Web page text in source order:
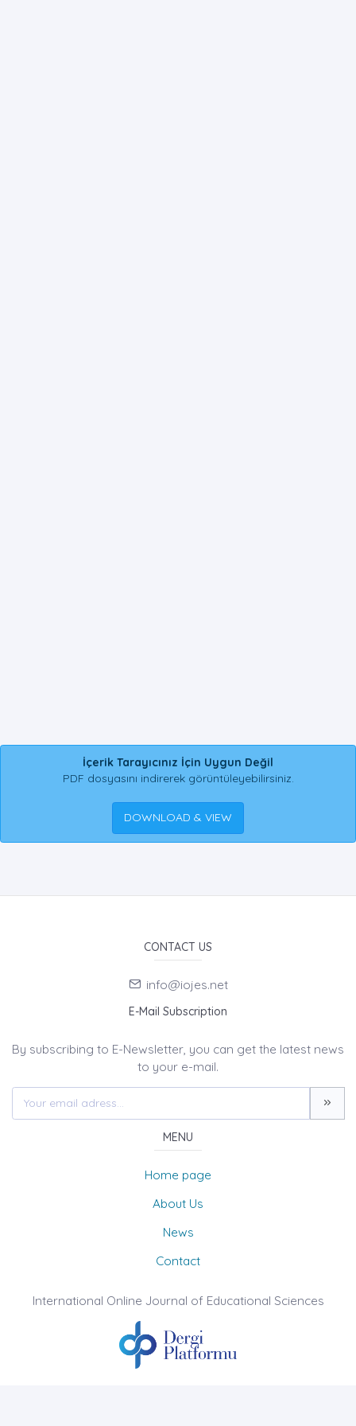
İçerik Tarayıcınız İçin Uygun Değil
PDF dosyasını indirerek görüntüleyebilirsiniz.
DOWNLOAD & VIEW
CONTACT US
info@iojes.net
E-Mail Subscription
By subscribing to E-Newsletter, you can get the latest news
to your e-mail.
MENU
Home page
About Us
News
Contact
International Online Journal of Educational Sciences